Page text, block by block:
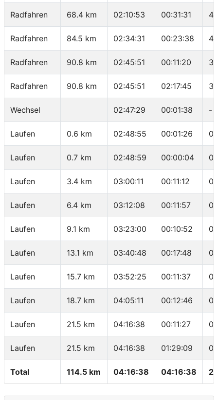
Radfahren 68.4 km 02:10:53 00:31:31
Radfahren 84.5 km 02:34:31 00:23:38
Radfahren 90.8 km 02:45:51 00:11:20
Radfahren 90.8 km 02:45:51 02:17:45
Wechsel 02:47:29 00:01:38 -
Laufen 0.6 km 02:48:55 00:01:26
Laufen 0.7 km 02:48:59 00:00:04
Laufen 3.4 km 03:00:11 00:11:12
Laufen 6.4 km 03:12:08 00:11:57
Laufen 9.1 km 03:23:00 00:10:52
Laufen 13.1 km 03:40:48 00:17:48
Laufen 15.7 km 03:52:25 00:11:37
Laufen 18.7 km 04:05:11 00:12:46
Laufen 21.5 km 04:16:38 00:11:27
Laufen 21.5 km 04:16:38 01:29:09
Total 114.5 km 04:16:38 04:16:38